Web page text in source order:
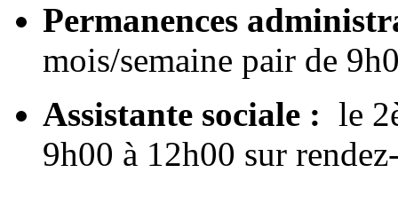
Permanences
mois/semaine pair de
Assistante sociale : le
9h00 à 12h00 sur